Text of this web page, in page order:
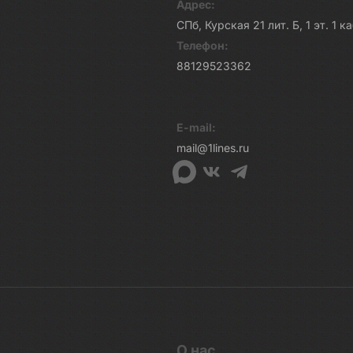
Адрес:
СПб, Курская 21 лит. Б, 1 эт. 1
Телефон:
88129523362
E-mail:
mail@1lines.ru